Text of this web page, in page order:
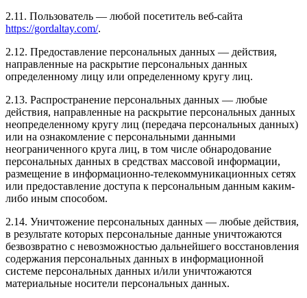
2.11. Пользователь — любой посетитель веб-сайта
https://gordaltay.com/.
2.12. Предоставление персональных данных — действия,
направленные на раскрытие персональных данных
определенному лицу или определенному кругу лиц.
2.13. Распространение персональных данных — любые
действия, направленные на раскрытие персональных данных
неопределенному кругу лиц (передача персональных данных)
или на ознакомление с персональными данными
неограниченного круга лиц, в том числе обнародование
персональных данных в средствах массовой информации,
размещение в информационно-телекоммуникационных сетях
или предоставление доступа к персональным данным каким-
либо иным способом.
2.14. Уничтожение персональных данных — любые действия,
в результате которых персональные данные уничтожаются
безвозвратно с невозможностью дальнейшего восстановления
содержания персональных данных в информационной
системе персональных данных и/или уничтожаются
материальные носители персональных данных.